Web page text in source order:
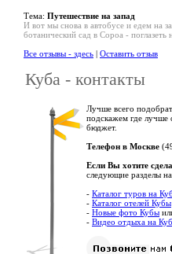
Тема: Путешествие на запад
И вот мы снова в автобусе и едем на
ботанический сад в Сороа - поглазеть
Все отзывы - здесь | Оставить отзыв
Куба - контакты
Лучше всего
подскажем где лучше
бюджет.
Телефон в Москве
Если Вы хотите
следующие разделы
- Каталог туров на
- Каталог отелей Кубы
- Новые фото Кубы
- Видео отдыха на